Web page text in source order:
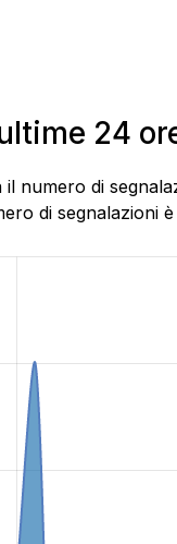
24
numero di
di segnalazioni